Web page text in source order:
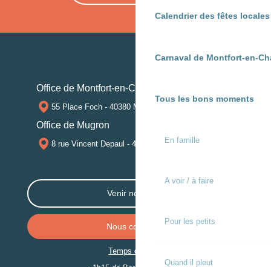
Calendrier des fêtes
Carnaval de Montfort-en-
Tous les bons moments
En famille
A voir / à faire
Pour les petits
Quand il pleut
Office de Montfort-en-Chalosse
55 Place Foch - 40380 MONTFORT-EN-CHALOSSE
Office de Mugron
8 rue Vincent Depaul - 40250 MUGRON
Venir nous voir
Nous contacter
Temps de trajet